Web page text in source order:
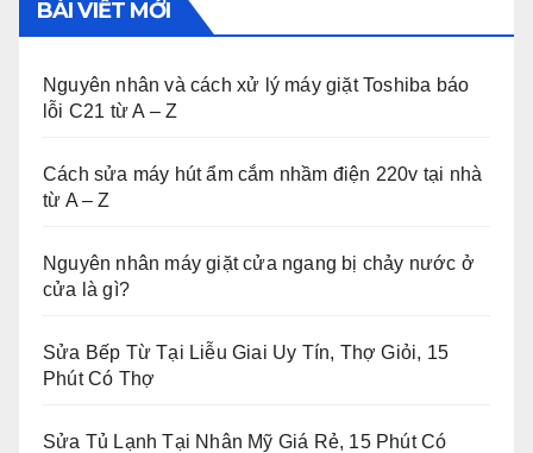
BÀI VIẾT MỚI
Nguyên nhân và cách xử lý máy giặt Toshiba báo
lỗi C21 từ A – Z
Cách sửa máy hút ẩm cắm nhầm điện 220v tại nhà
từ A – Z
Nguyên nhân máy giặt cửa ngang bị chảy nước ở
cửa là gì?
Sửa Bếp Từ Tại Liễu Giai Uy Tín, Thợ Giỏi, 15
Phút Có Thợ
Sửa Tủ Lạnh Tại Nhân Mỹ Giá Rẻ, 15 Phút Có